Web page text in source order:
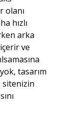
olanı
hızlı
arka
içerir ve
tasarım
sitenizin